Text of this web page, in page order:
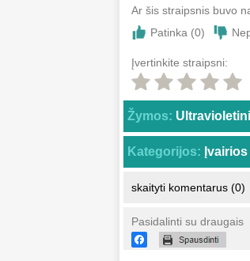
Ar šis straipsnis buvo
Patinka (0)
Įvertinkite straipsni:
Žymos:
Kategorijos:
skaityti komentarus (0)
Pasidalinti su draugais